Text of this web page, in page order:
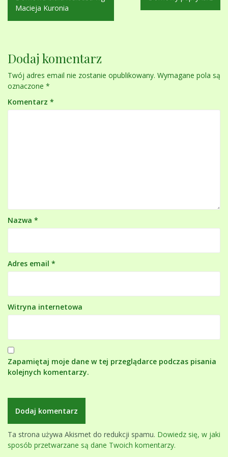
wpisu
Macieja Kuronia
Dodaj komentarz
Twój adres email nie zostanie opublikowany. Wymagane pola są
oznaczone *
Komentarz *
Nazwa *
Adres email *
Witryna internetowa
Zapamiętaj moje dane w tej przeglądarce podczas pisania
kolejnych komentarzy.
Ta strona używa Akismet do redukcji spamu. Dowiedz się, w jaki
sposób przetwarzane są dane Twoich komentarzy.